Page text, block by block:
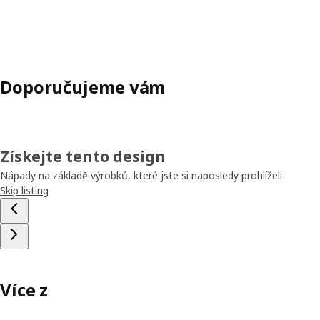
Doporučujeme vám
Získejte tento design
Nápady na základě výrobků, které jste si naposledy prohlíželi
Skip listing
Více z